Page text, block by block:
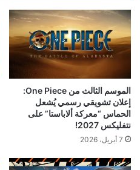
الموسم الثالث من One Piece:
إعلان تشويقي رسمي يُشعل
الحماس “معركة ألاباستا” على
نتفليكس 2027!
7 أبريل، 2026